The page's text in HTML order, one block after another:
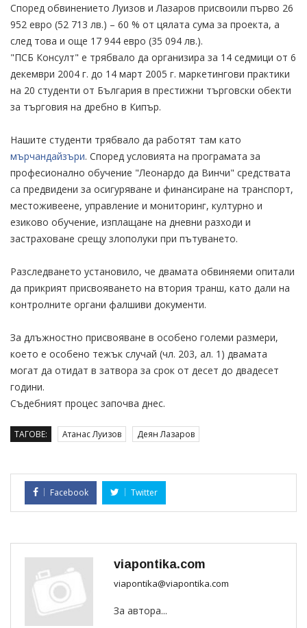
Според обвинението Луизов и Лазаров присвоили първо 26
952 евро (52 713 лв.) – 60 % от цялата сума за проекта, а
след това и още 17 944 евро (35 094 лв.).
"ПСБ Консулт" е трябвало да организира за 14 седмици от 6
декември 2004 г. до 14 март 2005 г. маркетингови практики
на 20 студенти от България в престижни търговски обекти
за търговия на дребно в Кипър.
Нашите студенти трябвало да работят там като
мърчандайзъри. Според условията на програмата за
професионално обучение "Леонардо да Винчи" средствата
са предвидени за осигуряване и финансиране на транспорт,
местоживеене, управление и мониторинг, културно и
езиково обучение, изплащане на дневни разходи и
застраховане срещу злополуки при пътуването.
Разследването установило, че двамата обвиняеми опитали
да прикрият присвояването на втория транш, като дали на
контролните органи фалшиви документи.
За длъжностно присвояване в особено големи размери,
което е особено тежък случай (чл. 203, ал. 1) двамата
могат да отидат в затвора за срок от десет до двадесет
години.
Съдебният процес започва днес.
ТАГОВЕ: Атанас Луизов Деян Лазаров
Facebook Twitter
viapontika.com
viapontika@viapontika.com
За автора...